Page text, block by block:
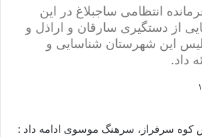
انتظامی ساجبلاغ در این
از دستگیری سارقان و اراذل و
این شهرستان شناسایی و
داد.
سرفراز، سرهنگ موسوی ادامه داد :